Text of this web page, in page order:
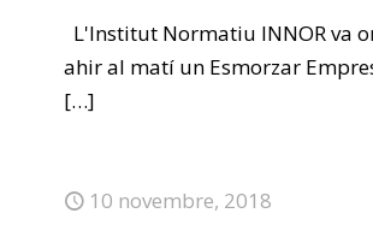
L'Institut Normatiu INNOR va
ahir al matí un Esmorzar
[…]
10 novembre, 2018